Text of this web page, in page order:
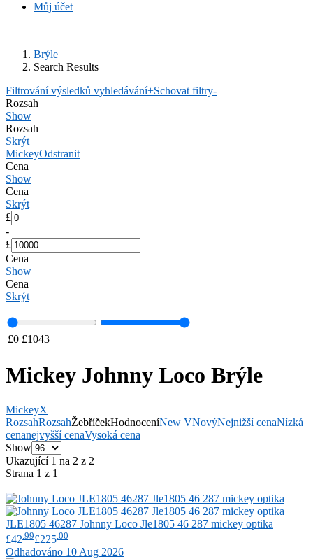
Můj účet
Brýle
Search Results
Filtrování výsledků vyhledávání+Schovat filtry-
Rozsah
Show
Rozsah
Skrýt
MickeyOdstranit
Cena
Show
Cena
Skrýt
£
-
£
Cena
Show
Cena
Skrýt
£0 £1043
Mickey Johnny Loco Brýle
MickeyX
RozsahRozsahŽebříčekHodnoceníNew VNovýNejnižší cenaNízká
cenanejvyšší cenaVysoká cena
Show
Ukazující 1 na 2 z 2
Strana 1 z 1
JLE1805 46287 Johnny Loco Jle1805 46 287 mickey optika
£42 .99£225 .00
Odhadováno 10 Aug 2026